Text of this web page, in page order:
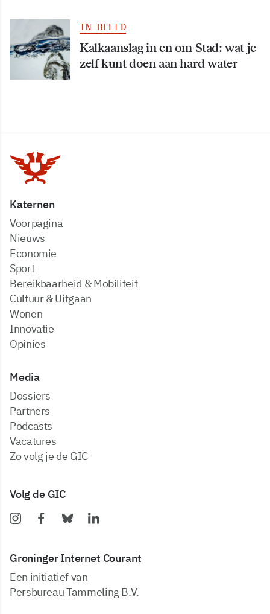
IN BEELD
Kalkaanslag in en om Stad: wat je
zelf kunt doen aan hard water
Katernen
Voorpagina
Nieuws
Economie
Sport
Bereikbaarheid & Mobiliteit
Cultuur & Uitgaan
Wonen
Innovatie
Opinies
Media
dossiers
partners
podcasts
vacatures
zo volg je de GIC
Volg de GIC
Groninger Internet Courant
Een initiatief van
Persbureau Tammeling B.V.